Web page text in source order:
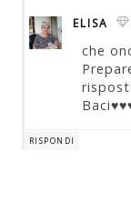
ELISA
che
RISPONDI